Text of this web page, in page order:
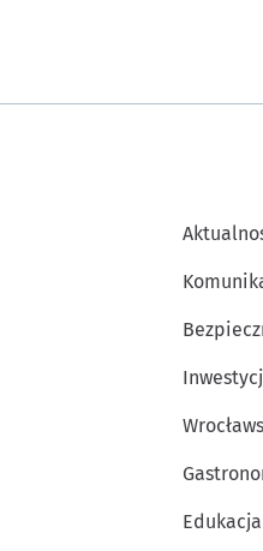
Edukacja